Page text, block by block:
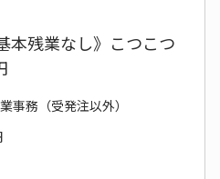
本残業なし》こつこつ
事務（受発注以外）